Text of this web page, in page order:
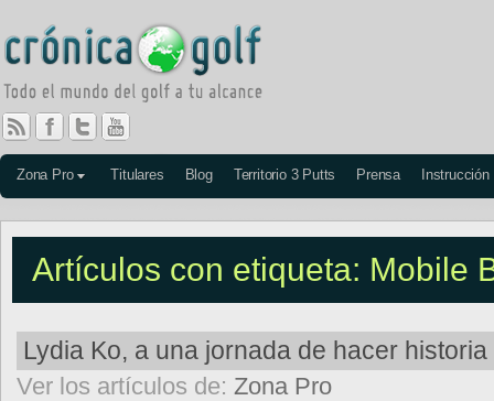
Zona Pro Titulares Blog Territorio 3 Putts Prensa Instrucción
Artículos con etiqueta: Mobile
Lydia Ko, a una jornada de hacer
Ver los artículos de: Zona Pro